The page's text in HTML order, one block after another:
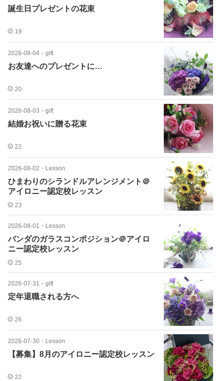
誕生日プレゼントの花束
19
2026-08-04 ・ gift
お友達へのプレゼントに…
20
2026-08-03 ・ gift
結婚お祝いに贈る花束
22
2026-08-02 ・ Lesson
ひまわりのシランドルアレンジメント＠
アイロニー認定校レッスン
23
2026-08-01 ・ Lesson
バンダのガラスコンポジション＠アイロ
ニー認定校レッスン
25
2026-07-31 ・ gift
定年退職される方へ
26
2026-07-30 ・ Lesson
【募集】8月のアイロニー認定校レッスン
22